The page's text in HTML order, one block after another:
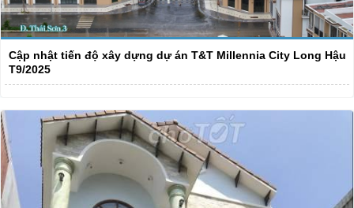
Cập nhật tiến độ xây dựng dự án T&T Millennia City Long Hậu
T9/2025